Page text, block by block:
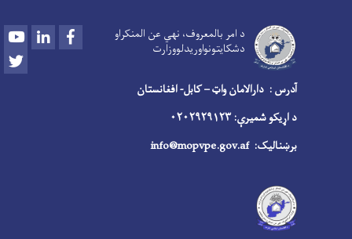
د امر بالمعروف، نهي عن المنکراو
دشکایتونواوريدلووزارت
YoutubeLinkedInFacebook
آدرس : دارالامان واټ – کابل- افغانستان
د اړیکو شمیرې: ۰۲۰۲۹۲۹۱۲۳
برښنالیک:info@mopvpe.gov.af